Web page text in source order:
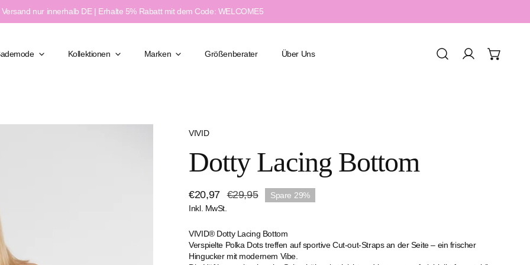
Versand nur innerhalb DE | Erhalte 5% Rabatt mit dem Code: WELCOME5
Spa & Wellness
Sport & Aquafitness
Kollektionen Marken Größenberater Über Uns Einloggen
VIVID
Dotty Lacing Bottom
Verkaufspreis
€20,97
Regulärer
Preis
€29,95 Spare 29%
Inkl. MwSt.
VIVID® Dotty Lacing Bottom
Verspielte Polka Dots treffen auf sportive Cut-out-Straps an der Seite – ein frischer
Hingucker mit modernem Vibe.